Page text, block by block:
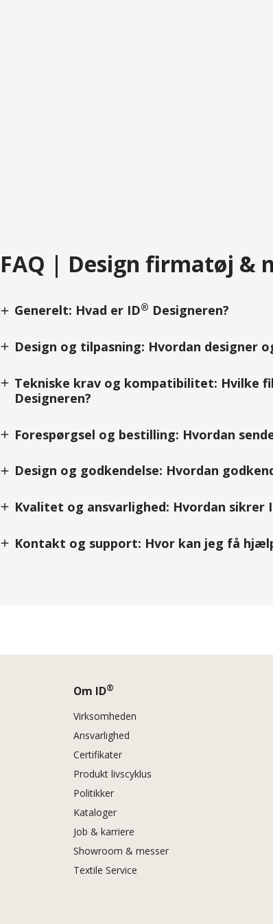
FAQ | Design firmatøj &
add Generelt: Hvad er ID® Designeren?
add Design og tilpasning: Hvordan designer
add Tekniske krav og kompatibilitet: Hvilke
Designeren?
add Forespørgsel og bestilling: Hvordan
add Design og godkendelse: Hvordan
add Kvalitet og ansvarlighed: Hvordan sikrer
add Kontakt og support: Hvor kan jeg få
Om ID®
Virksomheden
Ansvarlighed
Certifikater
Produkt livscyklus
Politikker
Kataloger
Job & karriere
Showroom & messer
Textile Service